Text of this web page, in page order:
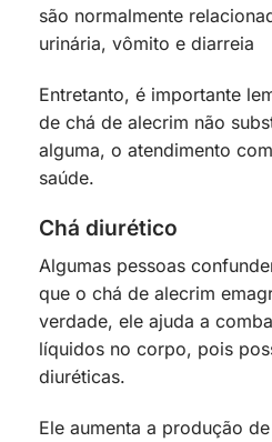
são normalmente
urinária, vômito e diarreia
Entretanto, é importante
de chá de alecrim não
alguma, o atendimento
saúde.
Chá diurético
Algumas pessoas
que o chá de alecrim
verdade, ele ajuda a
líquidos no corpo, pois
diuréticas.
Ele aumenta a produção